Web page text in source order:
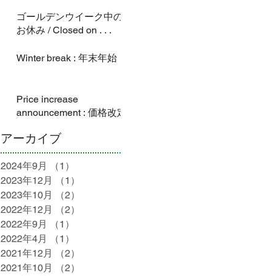
ゴールデンウイーク中の
お休み / Closed on . . .
Winter break : 年末年始
Price increase
announcement : 価格改定
アーカイブ
2024年9月 （1）
2023年12月
（1）
2023年10月
（2）
2022年12月
（2）
2022年9月
（1）
2022年4月
（1）
2021年12月
（2）
2021年10月
（2）